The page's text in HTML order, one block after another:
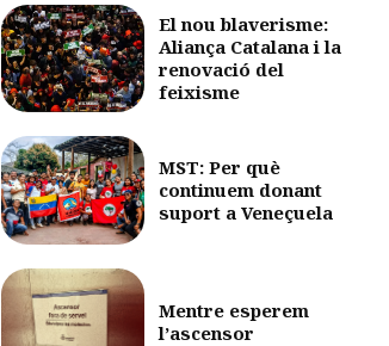
El nou blaverisme:
Aliança Catalana i la
renovació del
feixisme
MST: Per què
continuem donant
suport a Veneçuela
Mentre esperem
l’ascensor